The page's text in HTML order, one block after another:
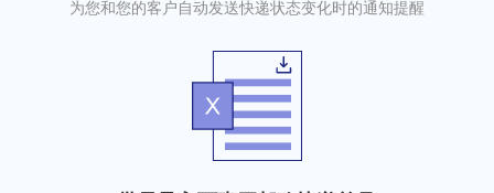
为您和您的客户自动发送快递状态变化时的通知提醒